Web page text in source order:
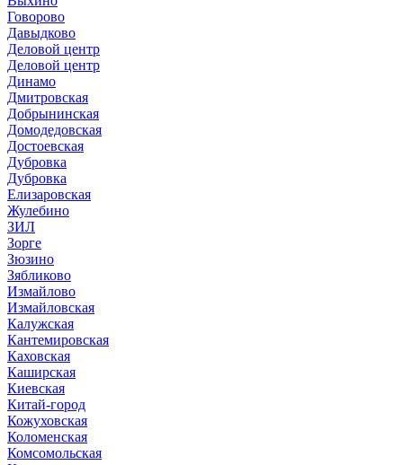
Говорово
Давыдково
Деловой центр
Деловой центр
Динамо
Дмитровская
Добрынинская
Домодедовская
Достоевская
Дубровка
Дубровка
Елизаровская
Жулебино
ЗИЛ
Зорге
Зюзино
Зябликово
Измайлово
Измайловская
Калужская
Кантемировская
Каховская
Каширская
Киевская
Китай-город
Кожуховская
Коломенская
Комсомольская